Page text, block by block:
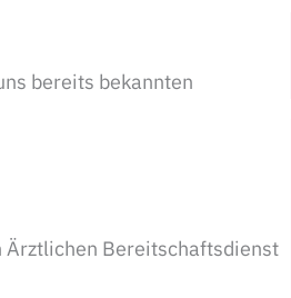
bereits bekannten
Ärztlichen Bereitschaftsdienst